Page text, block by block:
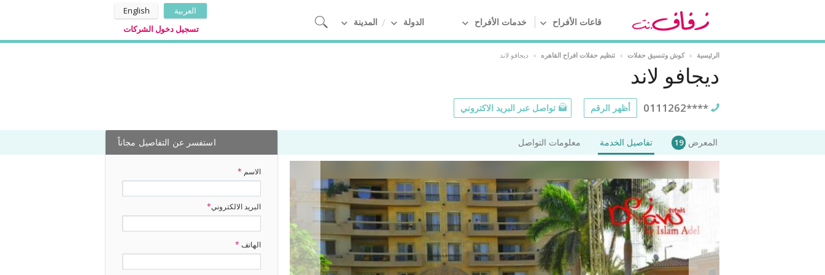
قاعات الأفراح خدمات الأفراح الدولة المدينة
العربية
English
تسجيل دخول الشركات
الرئيسية › كوش وتنسيق حفلات › تنظيم حفلات افراح القاهره › ديجافو لاند
ديجافو لاند
0111262**** أظهر الرقم تواصل عبر البريد الاكتروني
المعرض 19 تفاصيل الخدمة معلومات التواصل استفسر عن التفاصيل مجاناً
الاسم *
البريد الالكتروني*
الهاتف *